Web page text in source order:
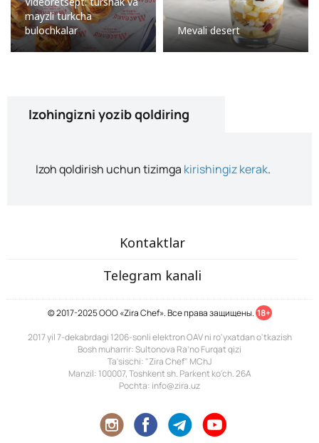
mayzli turkcha
bulochkalar
Mevali desert
Izohingizni yozib qoldiring
Izoh qoldirish uchun tizimga kirishingiz kerak.
Kontaktlar
Telegram kanali
© 2017-2025 ООО «Zira Chef». Все права защищены. 18+
2017 yil 7-dekabrdagi 1206-sonli elektron OAV ni ro'yxatdan o'tkazish
Bosh muharrir: Sultonova Ra’no Furqat qizi
Ta'sischi: "Zira Chef" MChJ
Manzil: 100007, Toshkent sh. Parkent ko'ch. 26A
Pochta: info@zira.uz